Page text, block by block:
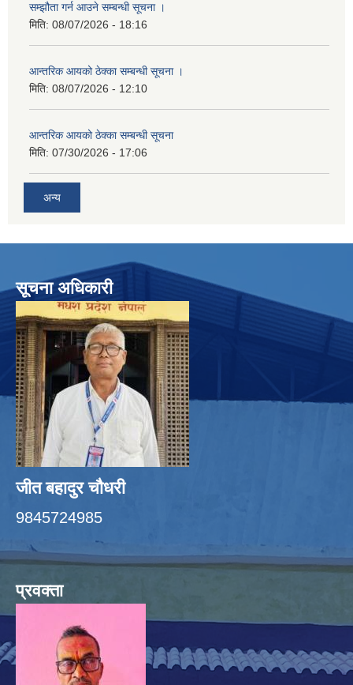
सम्झौता गर्न आउने सम्बन्धी सूचना ।
मिति: 08/07/2026 - 18:16
आन्तरिक आयको ठेक्का सम्बन्धी सूचना ।
मिति: 08/07/2026 - 12:10
आन्तरिक आयको ठेक्का सम्बन्धी सूचना
मिति: 07/30/2026 - 17:06
अन्य
सूचना अधिकारी
जीत बहादुर चाैधरी
9845724985
प्रवक्ता